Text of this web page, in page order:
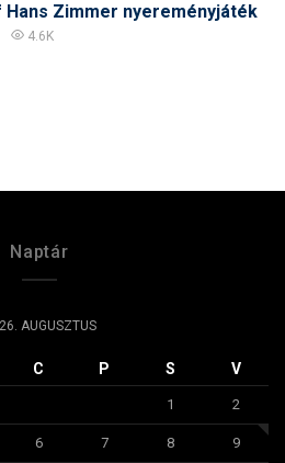
Hans Zimmer nyereményjáték
4.6K
Naptár
AUGUSZTUS
C P S V
1 2
6 7 8 9